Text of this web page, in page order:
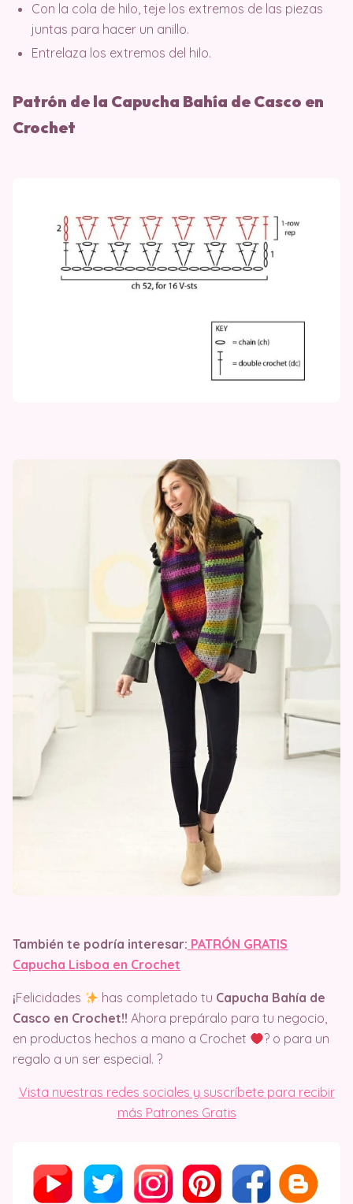
Con la cola de hilo, teje los extremos de las piezas
juntas para hacer un anillo.
Entrelaza los extremos del hilo.
Patrón de la Capucha Bahía de Casco en
Crochet
También te podría interesar: PATRÓN GRATIS
Capucha Lisboa en Crochet
¡Felicidades has completado tu Capucha Bahía de
Casco en Crochet!! Ahora prepáralo para tu negocio,
en productos hechos a mano a Crochet
? o para un
regalo a un ser especial. ?
Vista nuestras redes sociales y suscríbete para recibir
más Patrones Gratis